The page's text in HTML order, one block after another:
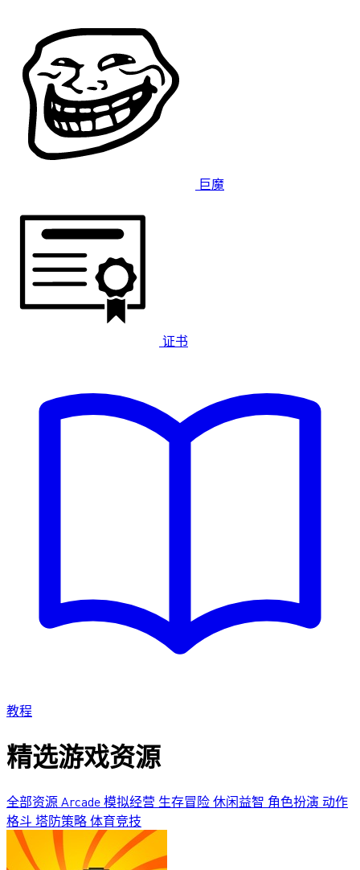
巨魔
证书
教程
精选游戏资源
全部资源 Arcade 模拟经营 生存冒险 休闲益智 角色扮演 动作
格斗 塔防策略 体育竞技